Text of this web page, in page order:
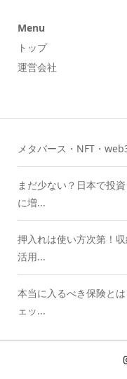
Menu
トップ
運営会社
メタバース・NFT・
まだ少ない？日本で投
に増...
押入れは使い方次第！
活用...
本当に入るべき保険と
ェッ...